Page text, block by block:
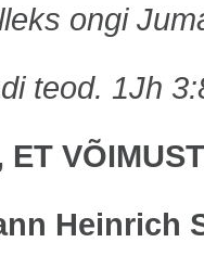
ongi
teod. 1Jh
ET
Heinrich